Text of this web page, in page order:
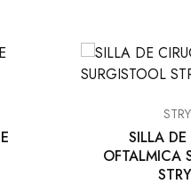
SILLA
OFTALMICA